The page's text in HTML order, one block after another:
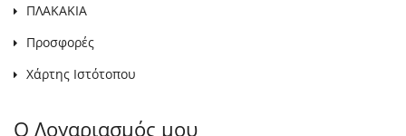
ΠΛΑΚΑΚΙΑ
Προσφορές
Χάρτης Ιστότοπου
Ο Λογαριασμός μου